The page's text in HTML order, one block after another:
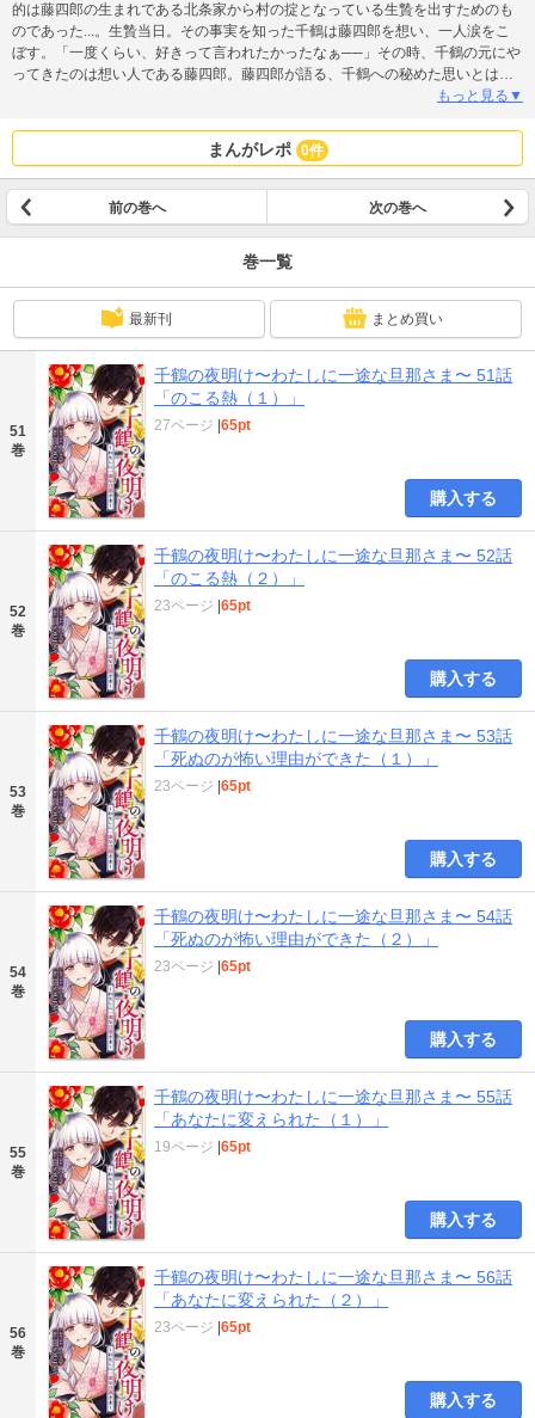
的は藤四郎の生まれである北条家から村の掟となっている生贄を出すためのも
のであった...。生贄当日。その事実を知った千鶴は藤四郎を想い、一人涙をこ
ぼす。「一度くらい、好きって言われたかったなぁ──」その時、千鶴の元にや
ってきたのは想い人である藤四郎。藤四郎が語る、千鶴への秘めた思いとは
もっと見る▼
まんがレポ 0件
前の巻へ 次の巻へ
巻一覧
最新刊 まとめ買い
51
巻
千鶴の夜明け〜わたしに一途な旦那さま〜 51話
「のこる熱（１）」
27ページ 65pt
購入する
52
巻
千鶴の夜明け〜わたしに一途な旦那さま〜 52話
「のこる熱（２）」
23ページ 65pt
購入する
53
巻
千鶴の夜明け〜わたしに一途な旦那さま〜 53話
「死ぬのが怖い理由ができた（１）」
23ページ 65pt
購入する
54
巻
千鶴の夜明け〜わたしに一途な旦那さま〜 54話
「死ぬのが怖い理由ができた（２）」
23ページ 65pt
購入する
55
巻
千鶴の夜明け〜わたしに一途な旦那さま〜 55話
「あなたに変えられた（１）」
19ページ 65pt
購入する
56
巻
千鶴の夜明け〜わたしに一途な旦那さま〜 56話
「あなたに変えられた（２）」
23ページ 65pt
購入する